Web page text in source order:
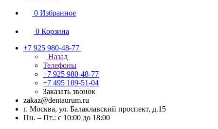
0 Избранное
0 Корзина
+7 925 980-48-77
Назад
Телефоны
+7 925 980-48-77
+7 495 109-51-04
Заказать звонок
zakaz@dentaurum.ru
г. Москва, ул. Балаклавский проспект, д.15
Пн. – Пт.: с 10:00 до 18:00